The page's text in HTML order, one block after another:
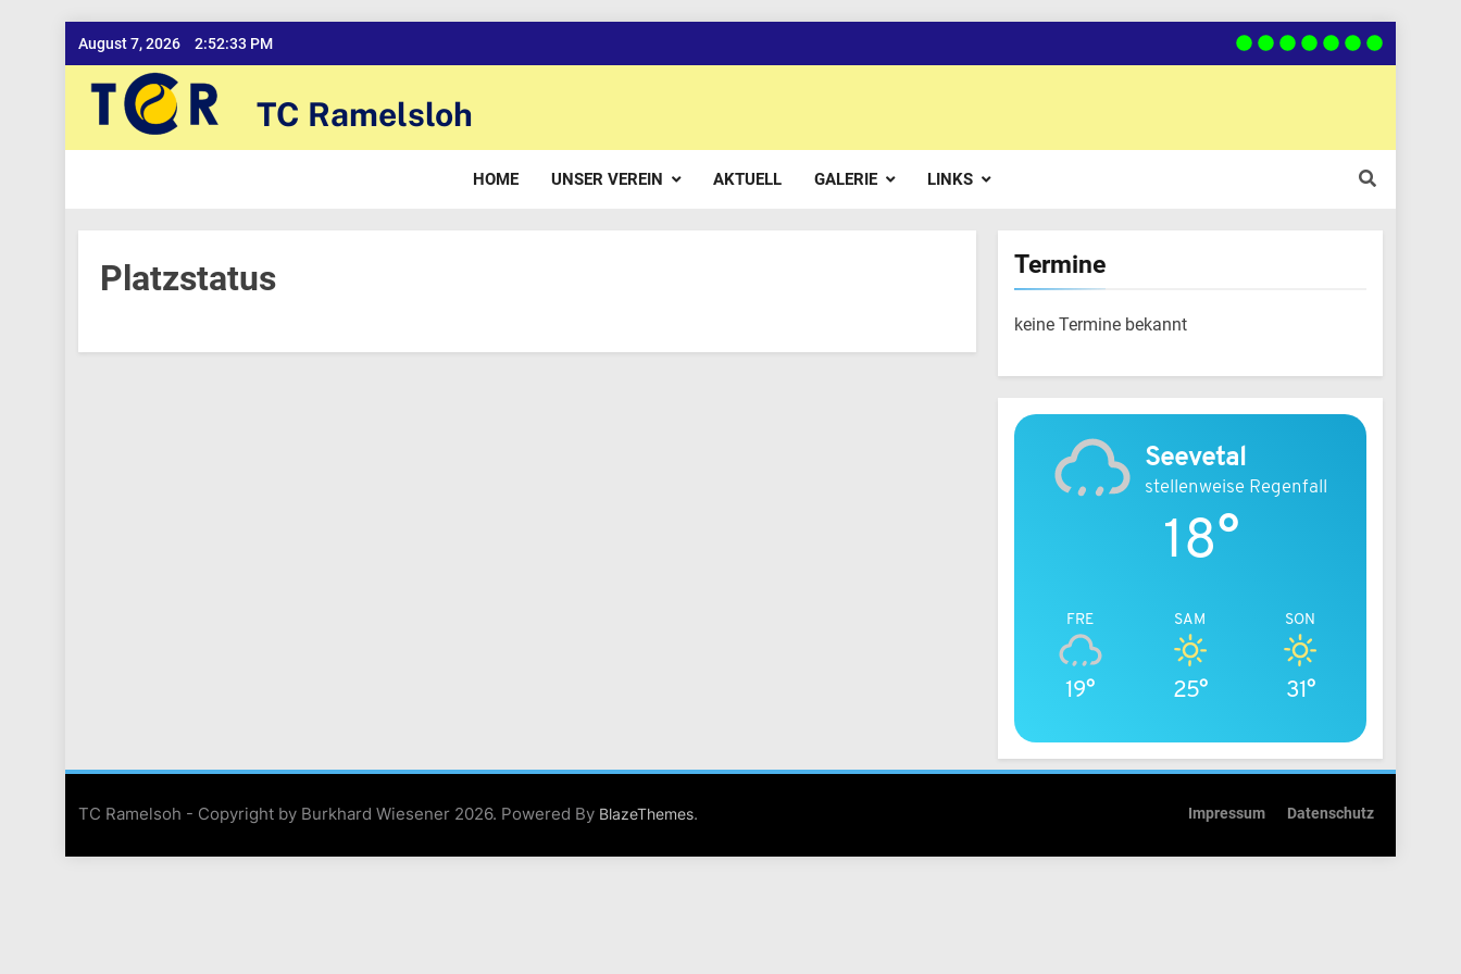
Skip
content
August 7, 2026 2:52:33 PM
TC Ramelsloh
HOME UNSER VEREIN AKTUELL GALERIE LINKS
Platzstatus Termine
keine Termine bekannt
Seevetal
stellenweise Regenfall
18°
FRE
19°
SAM
25°
SON
31°
TC Ramelsoh - Copyright by Burkhard Wiesener 2026. Powered By BlazeThemes. Impressum Datenschutz